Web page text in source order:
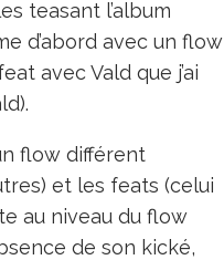
teasant l’album
d’abord avec un flow
avec Vald que j’ai
flow différent
et les feats (celui
au niveau du flow
de son kické,